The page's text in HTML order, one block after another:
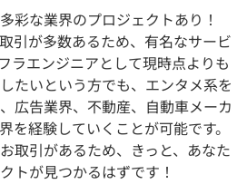
彩な業界のプロジェクトあり！
引が多数あるため、有名なサービ
ラエンジニアとして現時点よりも
たいという方でも、エンタメ系を
広告業界、不動産、自動車メーカ
を経験していくことが可能です。
取引があるため、きっと、あなた
トが見つかるはずです！